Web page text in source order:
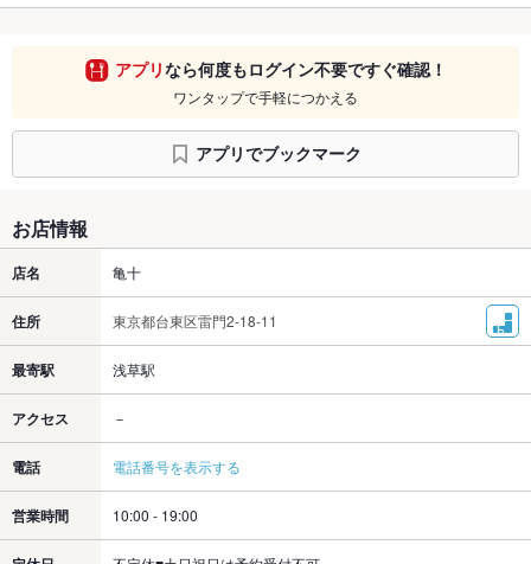
アプリなら何度もログイン不要ですぐ確認！
ワンタップで手軽につかえる
アプリでブックマーク
お店情報
店名 亀十
住所 東京都台東区雷門2-18-11
最寄駅 浅草駅
アクセス －
電話 電話番号を表示する
営業時間 10:00 - 19:00